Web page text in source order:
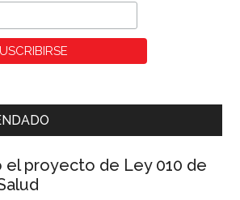
el proyecto de Ley 010 de